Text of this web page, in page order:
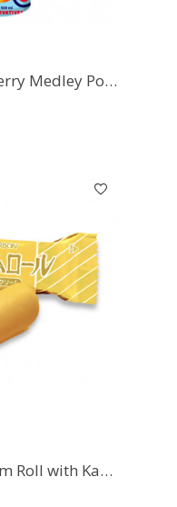
Boba Cat Fruity Berry Medley Popping Boba Tea 500 ml
Bourbon Mini Balm Roll with Kami Banana